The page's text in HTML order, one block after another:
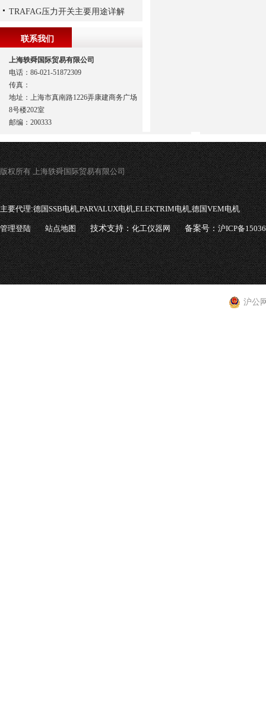
TRAFAG压力开关主要用途详解
联系我们
上海轶舜国际贸易有限公司
电话：86-021-51872309
传真：
地址：上海市真南路1226弄康建商务广场
8号楼202室
邮编：200333
版权所有 上海轶舜国际贸易有限公司
主要代理:德国SSB电机,PARVALUX电机,ELEKTRIM电机,德国VEM电机
管理登陆 站点地图 技术支持：化工仪器网 备案号：沪ICP备
沪公